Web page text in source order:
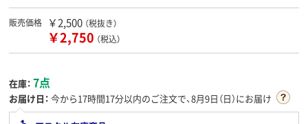
販売価格 ￥2,500 （税抜き）
￥2,750 （税込）
在庫： 7点
お届け日： 今から17時間17分以内のご注文で、8月9日（日）にお届け